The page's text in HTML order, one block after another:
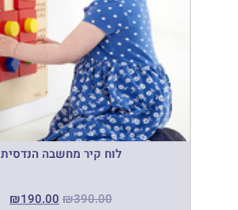
לוח קיר מחשבה הנדסית
₪390.00
₪190.00